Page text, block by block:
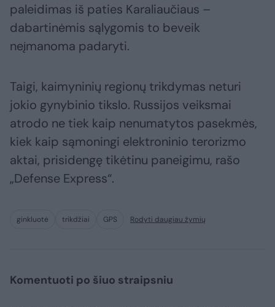
paleidimas iš paties Karaliaučiaus –
dabartinėmis sąlygomis to beveik
neįmanoma padaryti.
Taigi, kaimyninių regionų trikdymas neturi
jokio gynybinio tikslo. Russijos veiksmai
atrodo ne tiek kaip nenumatytos pasekmės,
kiek kaip sąmoningi elektroninio terorizmo
aktai, prisidengę tikėtinu paneigimu, rašo
„Defense Express“.
ginkluotė trikdžiai GPS Rodyti daugiau žymių
Komentuoti po šiuo straipsniu